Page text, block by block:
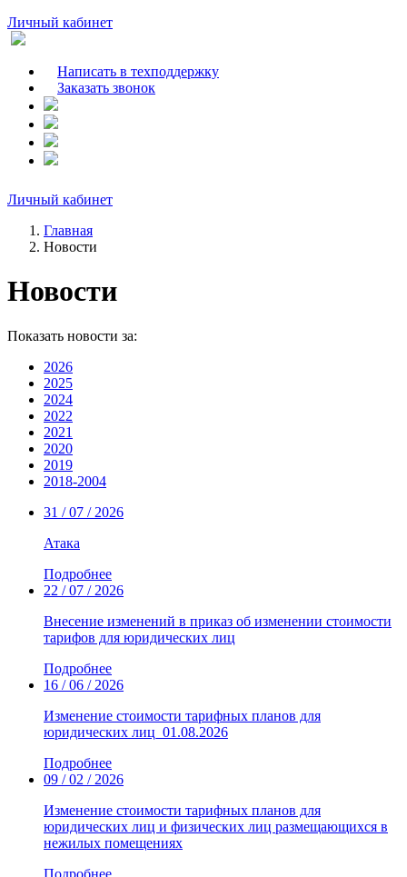
Личный кабинет
Написать в техподдержку
Заказать звонок
Личный кабинет
Главная
Новости
Новости
Показать новости за:
2026
2025
2024
2022
2021
2020
2019
2018-2004
31 / 07 / 2026
Атака
Подробнее
22 / 07 / 2026
Внесение изменений в приказ об изменении стоимости
тарифов для юридических лиц
Подробнее
16 / 06 / 2026
Изменение стоимости тарифных планов для
юридических лиц_01.08.2026
Подробнее
09 / 02 / 2026
Изменение стоимости тарифных планов для
юридических лиц и физических лиц размещающихся в
нежилых помещениях
Подробнее